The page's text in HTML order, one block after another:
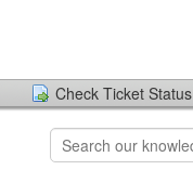
Check Ticket Status